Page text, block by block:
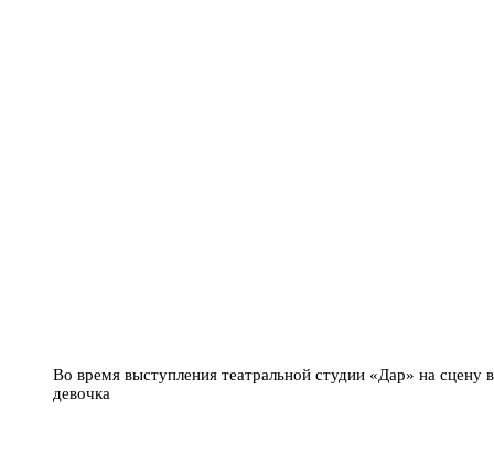
Во время выступления театральной студии «Дар» на сцену
девочка